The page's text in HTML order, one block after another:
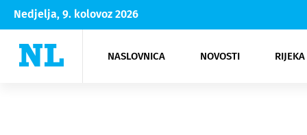
Nedjelja, 9. kolovoz 2026
NASLOVNICA NOVOSTI
Rijeka Opatija
NK
Moda
Kultura